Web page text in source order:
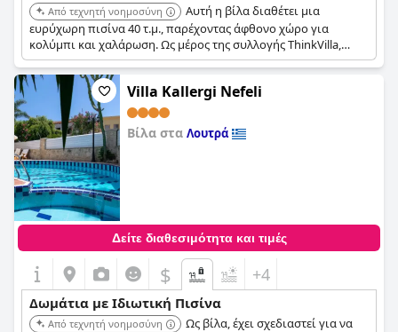
Από τεχνητή νοημοσύνη
Αυτή η βίλα διαθέτει μια
ευρύχωρη πισίνα 40 τ.μ., παρέχοντας άφθονο χώρο για
κολύμπι και χαλάρωση. Ως μέρος της συλλογής ThinkVilla,
υπόσχεται υψηλό επίπεδο ποιότητας και άνεσης.
Villa Kallergi Nefeli
Βίλα στα Λουτρά
Δείτε διαθεσιμότητα και τιμές
$ +4
Δωμάτια με Ιδιωτική Πισίνα
Από τεχνητή νοημοσύνη
Ως βίλα, έχει σχεδιαστεί για να